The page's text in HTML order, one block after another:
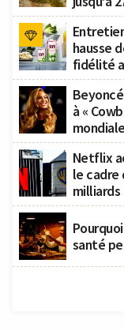
hausse
fidélité
à «
Netflix
le cadre
santé